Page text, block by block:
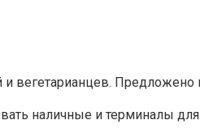
и вегетарианцев.
наличные и терминалы